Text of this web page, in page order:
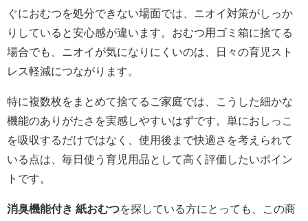
ぐにおむつを処分できない場面では、ニオイ対策がしっか
りしていると安心感が違います。おむつ用ゴミ箱に捨てる
場合でも、ニオイが気になりにくいのは、日々の育児スト
レス軽減につながります。
特に複数枚をまとめて捨てるご家庭では、こうした細かな
機能のありがたさを実感しやすいはずです。単におしっこ
を吸収するだけではなく、使用後まで快適さを考えられて
いる点は、毎日使う育児用品として高く評価したいポイン
トです。
消臭機能付き 紙おむつを探している方にとっても、この商